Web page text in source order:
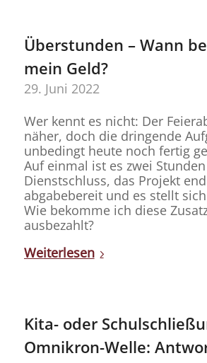
Überstunden – Wann
mein Geld?
29. Juni 2022
Wer kennt es nicht: Der
näher, doch die dringende
unbedingt heute noch fertig
Auf einmal ist es zwei
Dienstschluss, das Projekt
abgabebereit und es stellt
Wie bekomme ich diese
ausbezahlt?
Weiterlesen
Kita- oder
Omnikron-Welle: